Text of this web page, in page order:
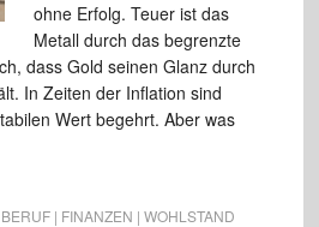
ohne Erfolg. Teuer ist das
Metall durch das begrenzte
dass Gold seinen Glanz durch
In Zeiten der Inflation sind
Wert begehrt. Aber was
BERUF | FINANZEN | WOHLSTAND